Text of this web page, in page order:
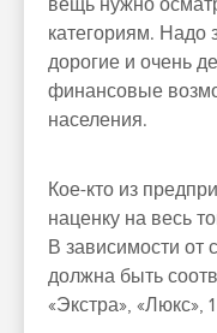
вещь нужно
категориям. Надо
дорогие и очень
финансовые
населения.
Кое-кто из
наценку на весь
В зависимости от
должна быть
«Экстра», «Люкс»,